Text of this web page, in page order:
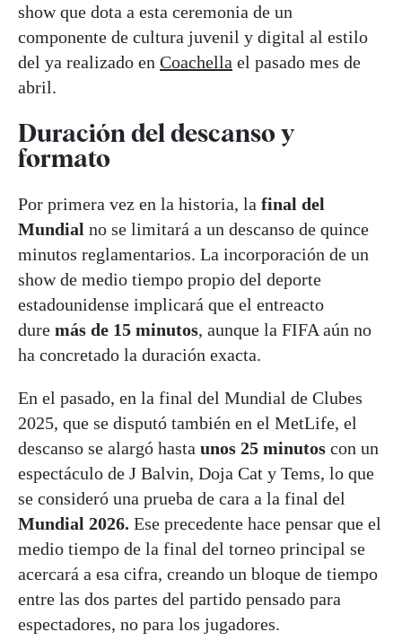
show que dota a esta ceremonia de un
componente de cultura juvenil y digital al estilo
del ya realizado en Coachella el pasado mes de
abril.
Duración del descanso y
formato
Por primera vez en la historia, la final del
Mundial no se limitará a un descanso de quince
minutos reglamentarios. La incorporación de un
show de medio tiempo propio del deporte
estadounidense implicará que el entreacto
dure más de 15 minutos, aunque la FIFA aún no
ha concretado la duración exacta.
En el pasado, en la final del Mundial de Clubes
2025, que se disputó también en el MetLife, el
descanso se alargó hasta unos 25 minutos con un
espectáculo de J Balvin, Doja Cat y Tems, lo que
se consideró una prueba de cara a la final del
Mundial 2026. Ese precedente hace pensar que el
medio tiempo de la final del torneo principal se
acercará a esa cifra, creando un bloque de tiempo
entre las dos partes del partido pensado para
espectadores, no para los jugadores.